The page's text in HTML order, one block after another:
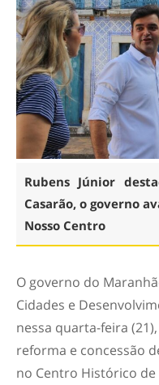
Rubens Júnior
Casarão, o governo
Nosso Centro
O governo do
Cidades e
nessa quarta-feira
reforma e concessão
no Centro Histórico